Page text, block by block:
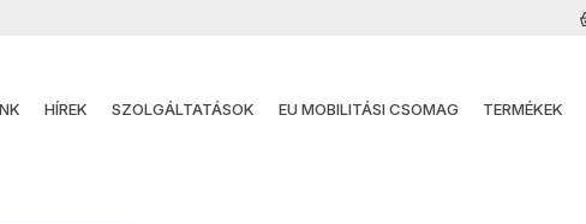
HÍREK SZOLGÁLTATÁSOK EU MOBILITÁSI CSOMAG TERMÉKEK